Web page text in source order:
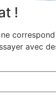
!
avec